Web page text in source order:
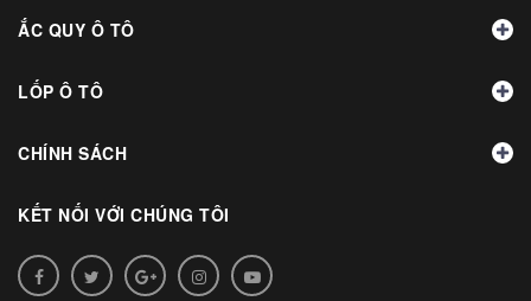
ẮC QUY Ô TÔ
LỐP Ô TÔ
CHÍNH SÁCH
KẾT NỐI VỚI CHÚNG TÔI